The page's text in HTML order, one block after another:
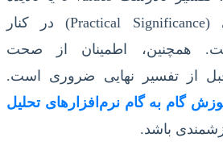
گرفتن اهمیت عملی (Practical Significance) در کنار
همچنین، اطمینان از صحت
از تفسیر نهایی ضروری است.
گام به گام نرم‌افزارهای تحلیل
باشد.